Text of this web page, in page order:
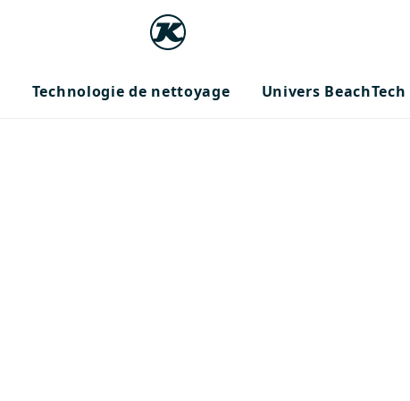
Technologie de nettoyage Univers BeachTech